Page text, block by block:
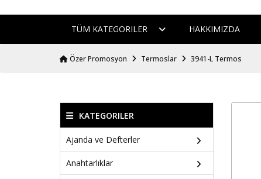
TÜM KATEGORILER HAKKIMIZDA
Özer Promosyon Termoslar 3941-L Termos
KATEGORILER
Ajanda ve Defterler
Anahtarlıklar